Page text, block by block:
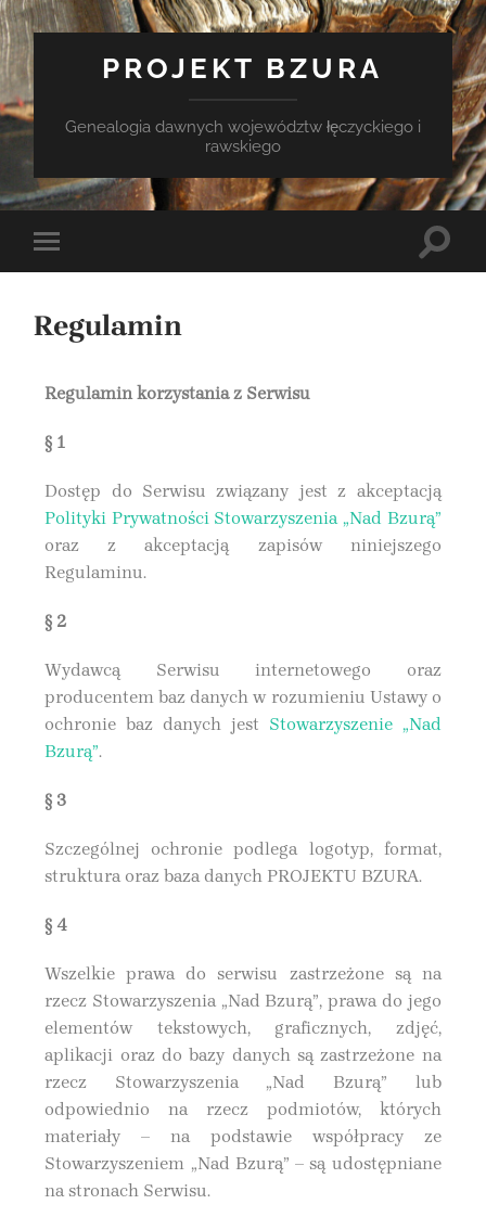
PROJEKT BZURA
Genealogia dawnych województw łęczyckiego i
rawskiego
Regulamin
Regulamin korzystania z Serwisu
§ 1
Dostęp do Serwisu związany jest z akceptacją
Polityki Prywatności Stowarzyszenia „Nad Bzurą”
oraz z akceptacją zapisów niniejszego
Regulaminu.
§ 2
Wydawcą Serwisu internetowego oraz
producentem baz danych w rozumieniu Ustawy o
ochronie baz danych jest Stowarzyszenie „Nad
Bzurą”.
§ 3
Szczególnej ochronie podlega logotyp, format,
struktura oraz baza danych PROJEKTU BZURA.
§ 4
Wszelkie prawa do serwisu zastrzeżone są na
rzecz Stowarzyszenia „Nad Bzurą”, prawa do jego
elementów tekstowych, graficznych, zdjęć,
aplikacji oraz do bazy danych są zastrzeżone na
rzecz Stowarzyszenia „Nad Bzurą” lub
odpowiednio na rzecz podmiotów, których
materiały – na podstawie współpracy ze
Stowarzyszeniem „Nad Bzurą” – są udostępniane
na stronach Serwisu.